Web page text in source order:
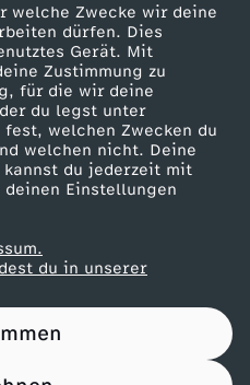
welche Zwecke wir deine
dürfen. Dies
Gerät. Mit
Zustimmung zu
für die wir deine
du legst unter
welchen Zwecken du
welchen nicht. Deine
du jederzeit mit
Einstellungen
du in unserer